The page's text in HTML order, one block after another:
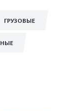
ГРУЗОВЫЕ